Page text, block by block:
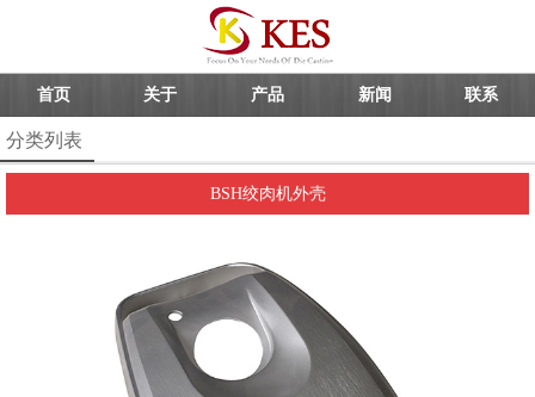
首页 关于 产品 新闻 联系
分类列表
BSH绞肉机外壳